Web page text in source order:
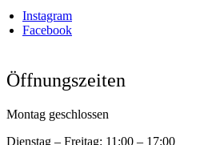
Instagram
Facebook
Öffnungszeiten
Montag geschlossen
Dienstag – Freitag: 11:00 – 17:00